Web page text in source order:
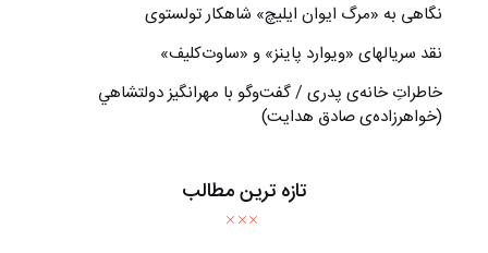
نگاهی به «مرگ ايوان ايليچ» شاهکار تولستوی
نقد سریالهای «ویوارد پاینز» و «ساوت‌کلیف»
خاطراتِ خانه‌ی پدری / گفت‌وگو با مهرانگيز دولتشاهي
(خواهرزاده‌ی صادق هدايت)
تازه ترین مطالب